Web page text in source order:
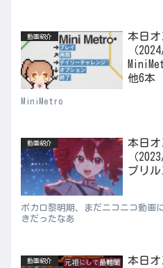
動画紹介
本日
（
他6本
MiniMetro
動画紹介
本日
（
プリ
ボカロ黎明期、まだニコニコ動画
きだったなあ
動画紹介
本日